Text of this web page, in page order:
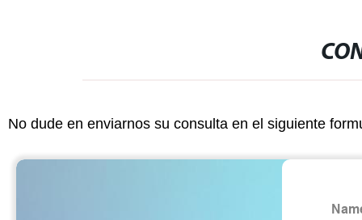
No dude en enviarnos su consulta en el siguiente